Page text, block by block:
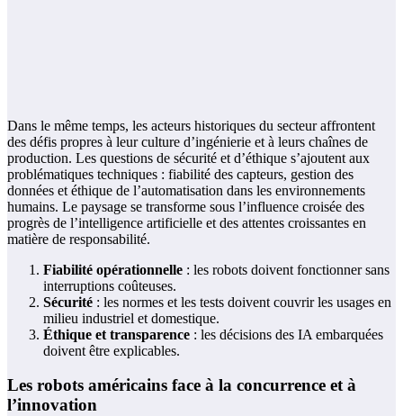
Dans le même temps, les acteurs historiques du secteur affrontent
des défis propres à leur culture d’ingénierie et à leurs chaînes de
production. Les questions de sécurité et d’éthique s’ajoutent aux
problématiques techniques : fiabilité des capteurs, gestion des
données et éthique de l’automatisation dans les environnements
humains. Le paysage se transforme sous l’influence croisée des
progrès de l’intelligence artificielle et des attentes croissantes en
matière de responsabilité.
Fiabilité opérationnelle : les robots doivent fonctionner sans
interruptions coûteuses.
Sécurité : les normes et les tests doivent couvrir les usages en
milieu industriel et domestique.
Éthique et transparence : les décisions des IA embarquées
doivent être explicables.
Les robots américains face à la concurrence et à
l’innovation